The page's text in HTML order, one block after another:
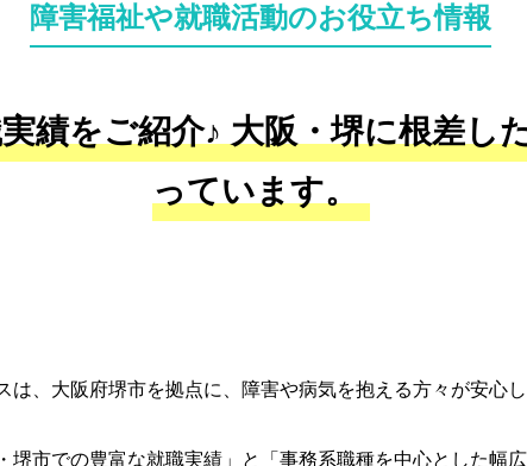
障害福祉や就職活動のお役立ち情報
績をご紹介♪ 大阪・堺に根差し
っています。
は、大阪府堺市を拠点に、障害や病気を抱える方々が安心
堺市での豊富な就職実績」と「事務系職種を中心とした幅